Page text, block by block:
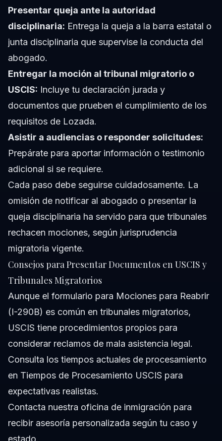
Presentar queja ante la autoridad
disciplinaria: Entrega la queja a la barra estatal o
junta disciplinaria que supervise la conducta del
abogado.
Entregar la moción al tribunal migratorio o
USCIS: Incluye tu declaración jurada y
documentos que prueben el cumplimiento de los
requisitos de Lozada.
Asistir a audiencias o responder solicitudes:
Prepárate para aportar información o testimonio
adicional si se requiere.
Cada paso debe seguirse cuidadosamente. La
omisión de notificar al abogado o presentar la
queja disciplinaria ha servido para que tribunales
rechacen mociones, según jurisprudencia
migratoria vigente.
Consejos para Presentar Documentos en USCIS y
Tribunales Migratorios
Aunque el formulario para Mociones para Reabrir
(I-290B) es común en tribunales migratorios,
USCIS tiene procedimientos propios para
considerar reclamos de mala asistencia legal.
Consulta los tiempos actuales de procesamiento
en Tiempos de Procesamiento USCIS para
expectativas realistas.
Contacta nuestra oficina de inmigración para
recibir asesoría personalizada según tu caso y
estado.